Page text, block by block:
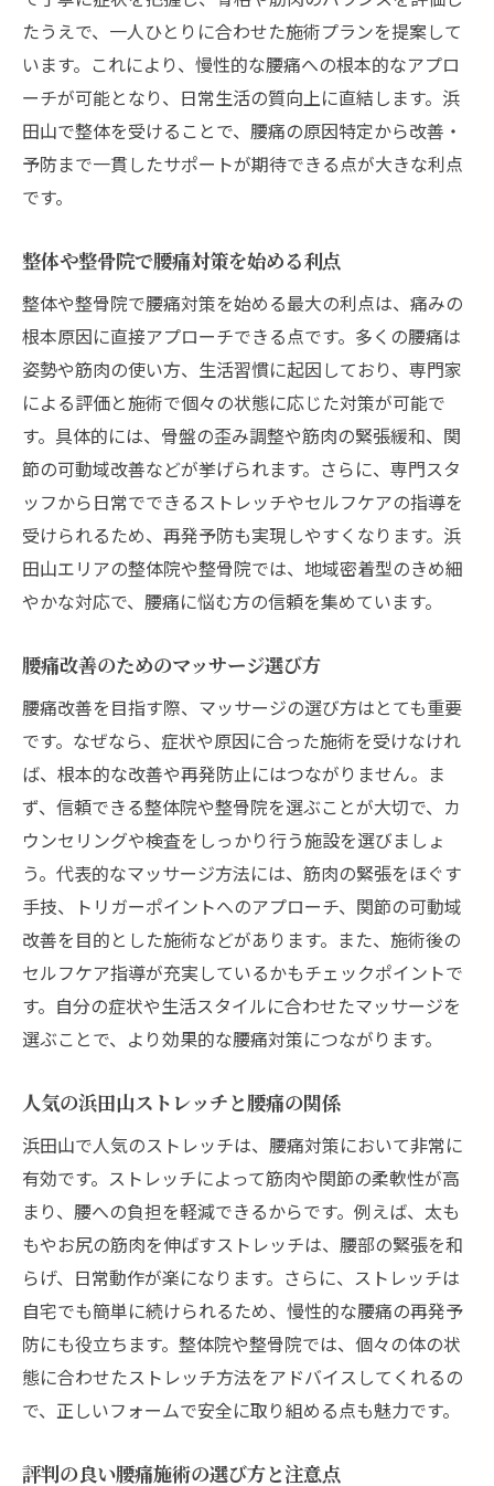
腰痛を和らげる日常ストレッチのコツ
整体後の腰痛セルフケア方法を解説
肩こりと腰痛を同時にケアする方法
腰痛対策に役立つ自宅ケアの実践例
腰痛予防に整体とストレッチの相乗効果
浜田山の整体施術で腰痛が軽くなる理由
効果的な腰痛ストレッチの実践ポイント
整骨院で受ける腰痛ケアの流れとは
腰痛発生のメカニズムと整体の役割
再発予防に役立つ腰痛ケアの実践法
腰痛の再発を防ぐ生活習慣の見直し方
整体施術後の腰痛予防セルフケア
浜田山で評判の腰痛予防方法とは
マッサージとストレッチで再発防止
日常生活でできる腰痛対策の極意
腰痛になりにくい正しい姿勢を身につける
日常動作で腰痛を悪化させない工夫
マッサージやストレッチを続ける秘訣
腰痛対策に役立つ簡単なケア方法
整体院で学ぶ腰痛予防の生活アドバイス
たうえで、一人ひとりに合わせた施術プランを提案して
います。これにより、慢性的な腰痛への根本的なアプロ
ーチが可能となり、日常生活の質向上に直結します。浜
田山で整体を受けることで、腰痛の原因特定から改善・
予防まで一貫したサポートが期待できる点が大きな利点
です。
整体や整骨院で腰痛対策を始める利点
整体や整骨院で腰痛対策を始める最大の利点は、痛みの
根本原因に直接アプローチできる点です。多くの腰痛は
姿勢や筋肉の使い方、生活習慣に起因しており、専門家
による評価と施術で個々の状態に応じた対策が可能で
す。具体的には、骨盤の歪み調整や筋肉の緊張緩和、関
節の可動域改善などが挙げられます。さらに、専門スタ
ッフから日常でできるストレッチやセルフケアの指導を
受けられるため、再発予防も実現しやすくなります。浜
田山エリアの整体院や整骨院では、地域密着型のきめ細
やかな対応で、腰痛に悩む方の信頼を集めています。
腰痛改善のためのマッサージ選び方
腰痛改善を目指す際、マッサージの選び方はとても重要
です。なぜなら、症状や原因に合った施術を受けなけれ
ば、根本的な改善や再発防止にはつながりません。ま
ず、信頼できる整体院や整骨院を選ぶことが大切で、カ
ウンセリングや検査をしっかり行う施設を選びましょ
う。代表的なマッサージ方法には、筋肉の緊張をほぐす
手技、トリガーポイントへのアプローチ、関節の可動域
改善を目的とした施術などがあります。また、施術後の
セルフケア指導が充実しているかもチェックポイントで
す。自分の症状や生活スタイルに合わせたマッサージを
選ぶことで、より効果的な腰痛対策につながります。
人気の浜田山ストレッチと腰痛の関係
浜田山で人気のストレッチは、腰痛対策において非常に
有効です。ストレッチによって筋肉や関節の柔軟性が高
まり、腰への負担を軽減できるからです。例えば、太も
もやお尻の筋肉を伸ばすストレッチは、腰部の緊張を和
らげ、日常動作が楽になります。さらに、ストレッチは
自宅でも簡単に続けられるため、慢性的な腰痛の再発予
防にも役立ちます。整体院や整骨院では、個々の体の状
態に合わせたストレッチ方法をアドバイスしてくれるの
で、正しいフォームで安全に取り組める点も魅力です。
評判の良い腰痛施術の選び方と注意点